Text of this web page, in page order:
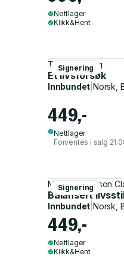
Nettlager
Klikk&Hent
Signering
Tore Renberg
Et livsforsøk
Innbundet |Norsk,
449,-
Nettlager
Forventes i salg
Signering
Maria Thompson
Balansert
Innbundet |Norsk,
449,-
Nettlager
Klikk&Hent